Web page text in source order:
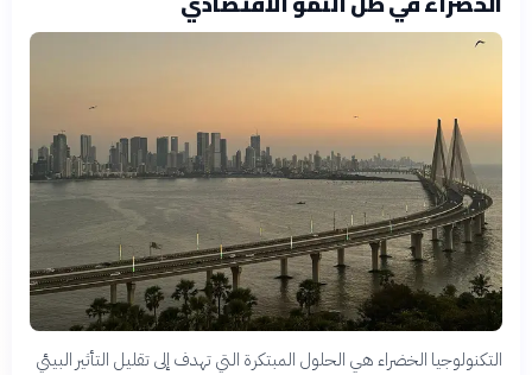
التكنولوجيا الخضراء هي الحلول المبتكرة التي تهدف إلى تقليل التأثير البيئي